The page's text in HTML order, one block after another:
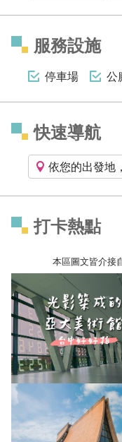
服務設施
停車場 公
快速導航
依您的出發地
打卡熱點
本區圖文皆介接
ᴀꜱɪᴀ ᴜɴɪᴠᴇʀꜱɪᴛʏ